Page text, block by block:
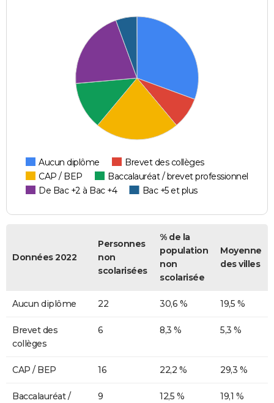
Aucun diplôme
Brevet des collèges
CAP / BEP
Baccalauréat / brevet professionnel
De Bac +2 à Bac +4
Bac +5 et plus
Données 2022
Personnes
non
scolarisées
% de la
population
non
scolarisée
Moyenne
des villes
Aucun diplôme 22 30,6 % 19,5 %
Brevet des
collèges
6 8,3 % 5,3 %
CAP / BEP 16 22,2 % 29,3 %
Baccalauréat /
9 12,5 % 19,1 %